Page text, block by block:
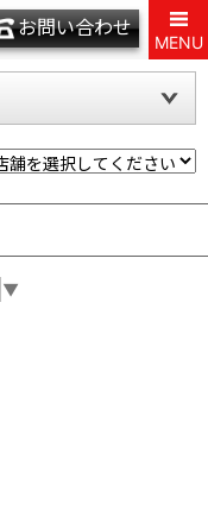
お問い合わせ
MENU
▼